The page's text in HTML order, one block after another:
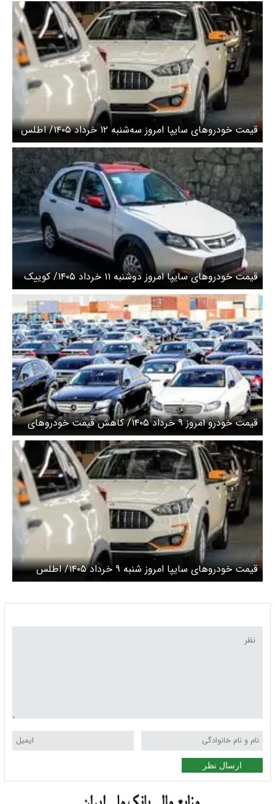
قیمت خودرو‌های سایپا امروز سه‌شنبه ۱۲ خرداد ۱۴۰۵/ اطلس
امروز چند؟+ جدول
قیمت خودرو‌های سایپا امروز دوشنبه ۱۱ خرداد ۱۴۰۵/ کوییک
امروز چند؟ + جدول
قیمت خودرو امروز ۹ خرداد ۱۴۰۵/ کاهش قیمت خودروهای
سایپا
قیمت خودرو‌های سایپا امروز شنبه ۹ خرداد ۱۴۰۵/ اطلس
امروز چند؟ + جدول
ارسال نظر